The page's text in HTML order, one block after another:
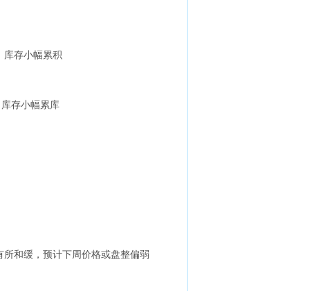
存小幅累积
存小幅累库
和缓，预计下周价格或盘整偏弱